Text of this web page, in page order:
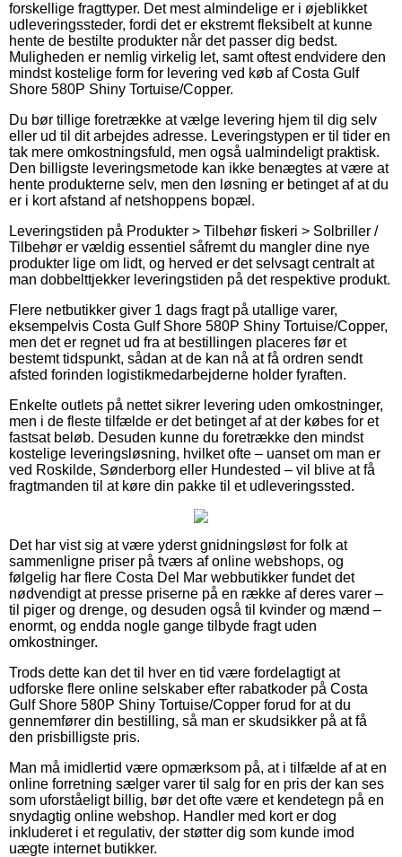
forskellige fragttyper. Det mest almindelige er i øjeblikket
udleveringssteder, fordi det er ekstremt fleksibelt at kunne
hente de bestilte produkter når det passer dig bedst.
Muligheden er nemlig virkelig let, samt oftest endvidere den
mindst kostelige form for levering ved køb af Costa Gulf
Shore 580P Shiny Tortuise/Copper.
Du bør tillige foretrække at vælge levering hjem til dig selv
eller ud til dit arbejdes adresse. Leveringstypen er til tider en
tak mere omkostningsfuld, men også ualmindeligt praktisk.
Den billigste leveringsmetode kan ikke benægtes at være at
hente produkterne selv, men den løsning er betinget af at du
er i kort afstand af netshoppens bopæl.
Leveringstiden på Produkter > Tilbehør fiskeri > Solbriller /
Tilbehør er vældig essentiel såfremt du mangler dine nye
produkter lige om lidt, og herved er det selvsagt centralt at
man dobbelttjekker leveringstiden på det respektive produkt.
Flere netbutikker giver 1 dags fragt på utallige varer,
eksempelvis Costa Gulf Shore 580P Shiny Tortuise/Copper,
men det er regnet ud fra at bestillingen placeres før et
bestemt tidspunkt, sådan at de kan nå at få ordren sendt
afsted forinden logistikmedarbejderne holder fyraften.
Enkelte outlets på nettet sikrer levering uden omkostninger,
men i de fleste tilfælde er det betinget af at der købes for et
fastsat beløb. Desuden kunne du foretrække den mindst
kostelige leveringsløsning, hvilket ofte – uanset om man er
ved Roskilde, Sønderborg eller Hundested – vil blive at få
fragtmanden til at køre din pakke til et udleveringssted.
Det har vist sig at være yderst gnidningsløst for folk at
sammenligne priser på tværs af online webshops, og
følgelig har flere Costa Del Mar webbutikker fundet det
nødvendigt at presse priserne på en række af deres varer –
til piger og drenge, og desuden også til kvinder og mænd –
enormt, og endda nogle gange tilbyde fragt uden
omkostninger.
Trods dette kan det til hver en tid være fordelagtigt at
udforske flere online selskaber efter rabatkoder på Costa
Gulf Shore 580P Shiny Tortuise/Copper forud for at du
gennemfører din bestilling, så man er skudsikker på at få
den prisbilligste pris.
Man må imidlertid være opmærksom på, at i tilfælde af at en
online forretning sælger varer til salg for en pris der kan ses
som uforståeligt billig, bør det ofte være et kendetegn på en
snydagtig online webshop. Handler med kort er dog
inkluderet i et regulativ, der støtter dig som kunde imod
uægte internet butikker.